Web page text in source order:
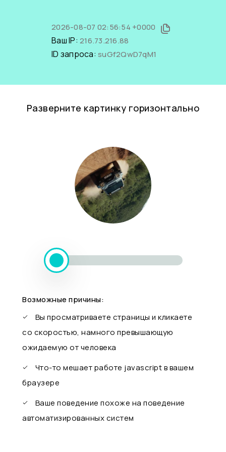
2026-08-07 02:56:54 +0000
Ваш IP: 216.73.216.88
ID запроса: suGf2QwD7qM1
Разверните картинку горизонтально
Возможные причины:
Вы просматриваете страницы и кликаете
со скоростью, намного превышающую
ожидаемую от человека
Что-то мешает работе javascript в вашем
браузере
Ваше поведение похоже на поведение
автоматизированных систем